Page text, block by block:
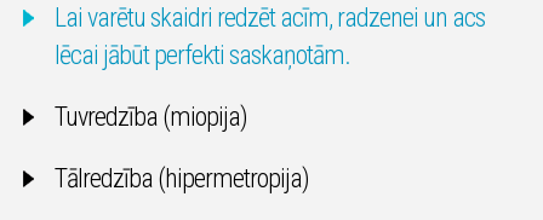
Lai varētu skaidri redzēt acīm, radzenei un acs
lēcai jābūt perfekti saskaņotām.
Tuvredzība (miopija)
Tālredzība (hipermetropija)